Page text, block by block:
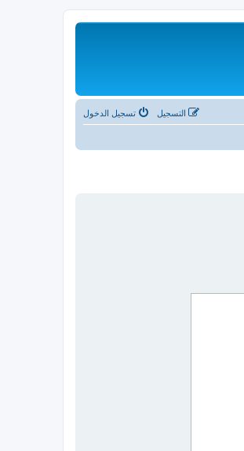
تسجيل الدخول التسجيل